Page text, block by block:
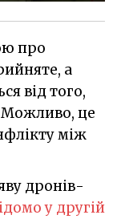
про
а
від того,
Можливо, це
між
дронів-
у другій